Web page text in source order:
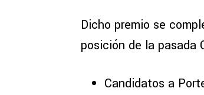
Dicho premio se
posición de la pasada
Candidatos a